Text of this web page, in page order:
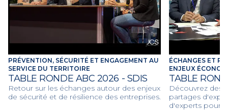
PRÉVENTION, SÉCURITÉ ET ENGAGEMENT AU
SERVICE DU TERRITOIRE
TABLE RONDE ABC 2026 - SDIS
Retour sur les échanges autour des enjeux
de sécurité et de résilience des entreprises.
ÉCHANGES ET
ENJEUX
TABLE
Découvrez des
partages
d'experts pour